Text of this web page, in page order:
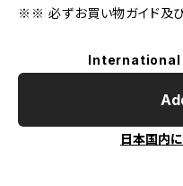
※※ 必ずお買い物ガイド及
International
日本国内